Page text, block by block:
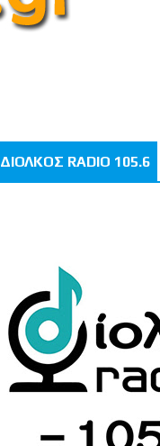
ΔΙΟΛΚΟΣ RADIO 105.6